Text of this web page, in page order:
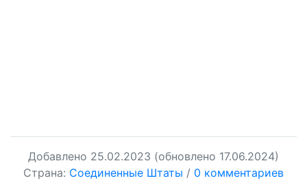
Добавлено 25.02.2023 (обновлено 17.06.2024)
Страна: Соединенные Штаты / 0 комментариев